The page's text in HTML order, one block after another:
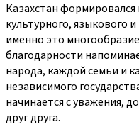
Казахстан формировался
культурного, языкового
именно это
благодарности
народа, каждой семьи и
независимого
начинается с уважения,
друг друга.